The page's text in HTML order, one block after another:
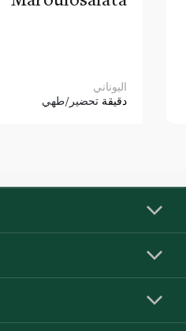
اليوناني
دقيقة تحضير/طهي